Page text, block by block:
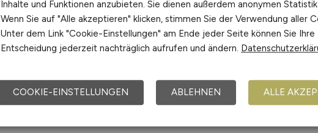
Inhalte und Funktionen anzubieten. Sie dienen außerdem anonymen
Wenn Sie auf "Alle akzeptieren" klicken, stimmen Sie der Verwendung aller
Unter dem Link "Cookie-Einstellungen" am Ende jeder Seite können Sie Ihre
Entscheidung jederzeit nachträglich aufrufen und ändern.
COOKIE-EINSTELLUNGEN ABLEHNEN ALLE